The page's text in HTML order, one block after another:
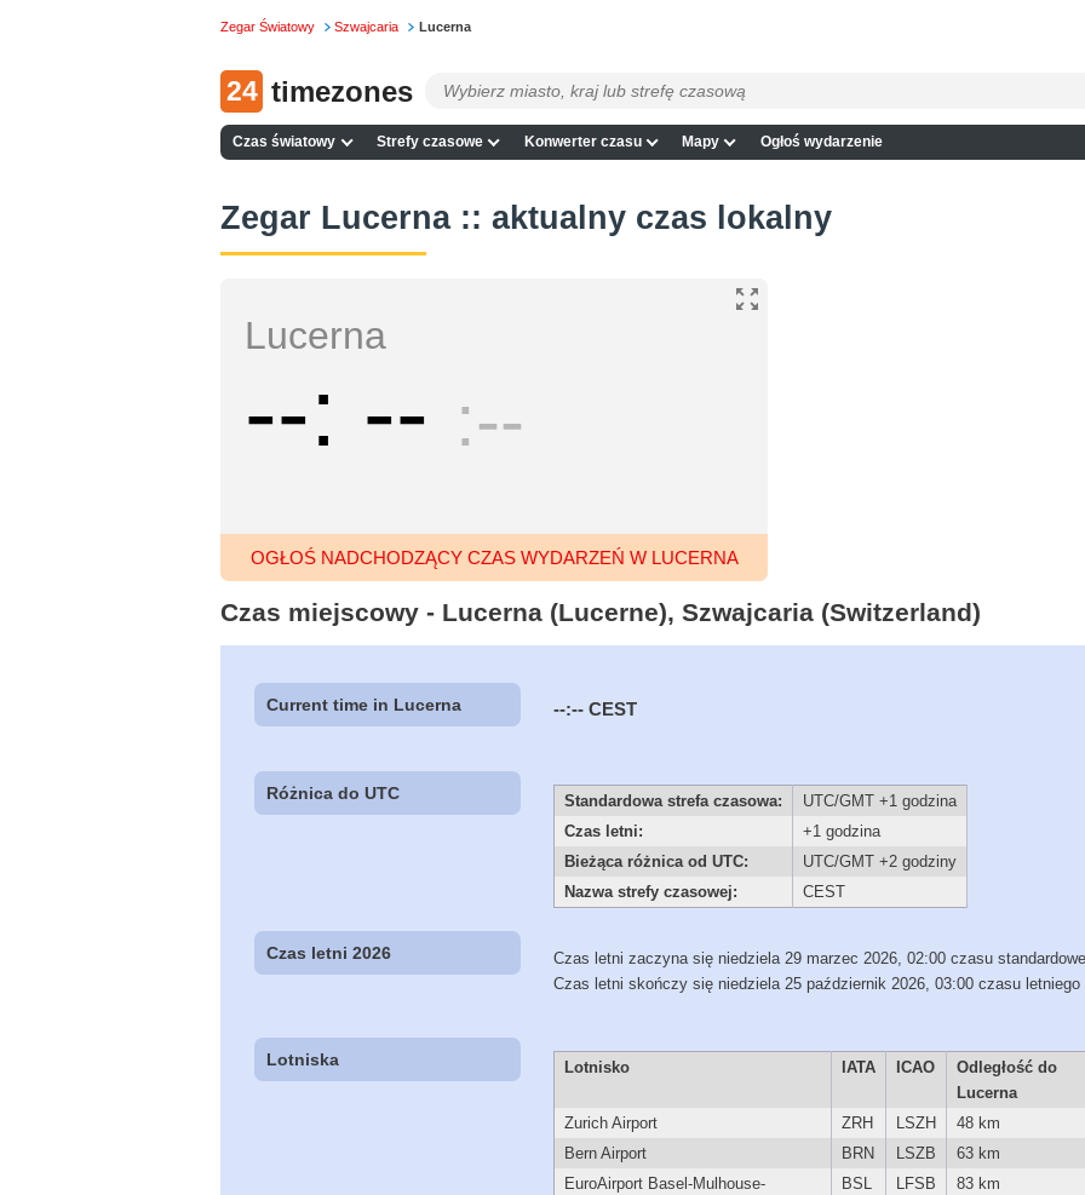
Zegar Światowy Szwajcaria Lucerna
24 timezones
Czas światowy Strefy czasowe Konwerter czasu Mapy Ogłoś wydarzenie
Zegar Lucerna :: aktualny czas lokalny
Lucerna
-- -- --
OGŁOŚ NADCHODZĄCY CZAS WYDARZEŃ W LUCERNA
Czas miejscowy - Lucerna (Lucerne), Szwajcaria (Switzerland)
Current time in Lucerna --:-- CEST
Różnica do UTC Standardowa strefa czasowa:
UTC/GMT +1 godzina
Czas letni:
+1 godzina
Bieżąca różnica od UTC:
UTC/GMT +2 godziny
Nazwa strefy czasowej:
CEST
Czas letni 2026
Czas letni zaczyna się niedziela 29 marzec 2026, 02:00 czasu
Czas letni skończy się niedziela 25 październik 2026, 03:00 czasu letniego
Lotniska Lotnisko IATA ICAO
Odległość do
Lucerna
Zurich Airport
ZRH LSZH
48 km
Bern Airport
BRN LSZB
63 km
EuroAirport Basel-Mulhouse-
BSL LFSB 83 km